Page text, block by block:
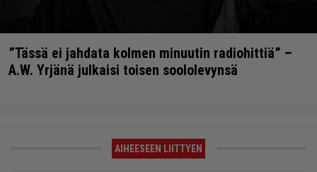
”Tässä ei jahdata kolmen minuutin radiohittiä” –
A.W. Yrjänä julkaisi toisen soololevynsä
AIHEESEEN LIITTYEN